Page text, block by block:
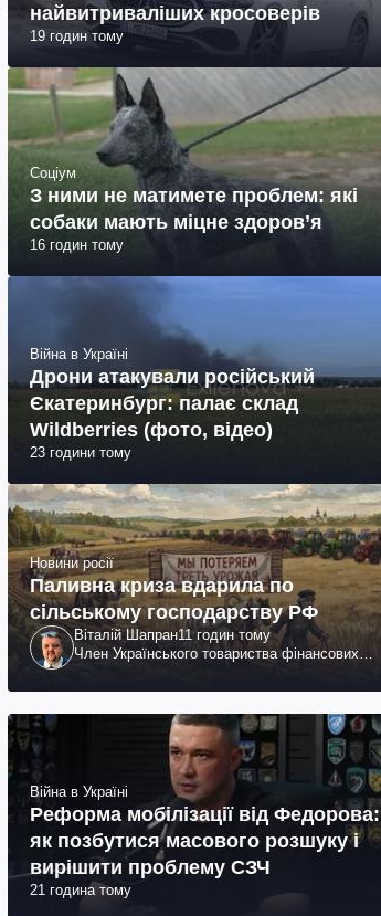
найвитриваліших кросоверів
19 годин тому
Соціум
З ними не матимете проблем: які
собаки мають міцне здоров’я
16 годин тому
Війна в Україні
Дрони атакували російський
Єкатеринбург: палає склад
Wildberries (фото, відео)
23 години тому
Новини росії
Паливна криза вдарила по
сільському господарству РФ
Віталій Шапран11 годин тому
Член Українського товариства фінансових
Війна в Україні
Реформа мобілізації від Федорова:
як позбутися масового розшуку і
вирішити проблему СЗЧ
21 година тому